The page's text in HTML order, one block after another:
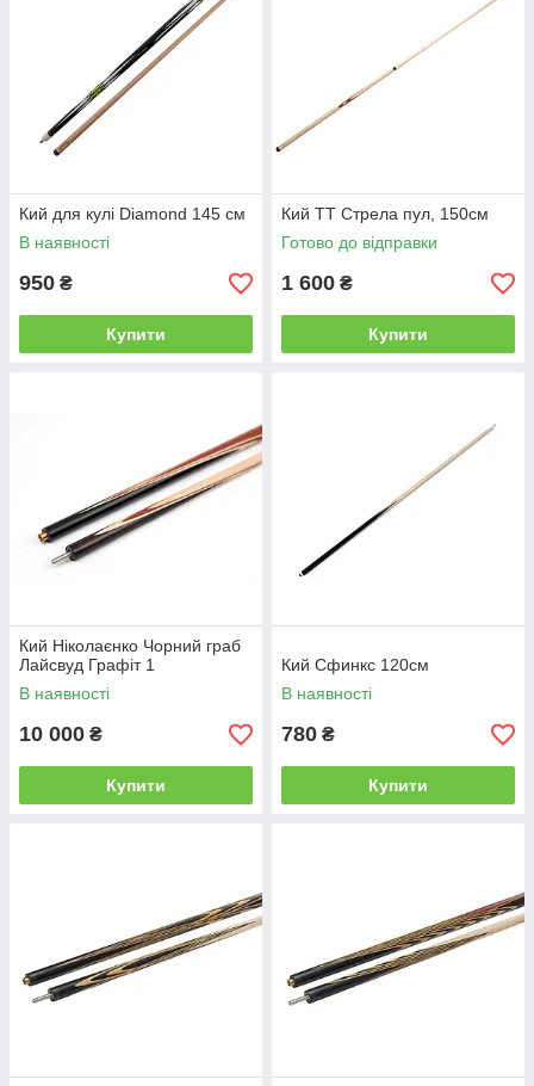
Кий для кулі Diamond 145 см
В наявності
950 ₴
Купити
Кий ТТ Стрела пул, 150см
Готово до відправки
1 600 ₴
Купити
Кий Ніколаєнко Чорний граб
Лайсвуд Графіт 1
В наявності
10 000 ₴
Купити
Кий Сфинкс 120см
В наявності
780 ₴
Купити